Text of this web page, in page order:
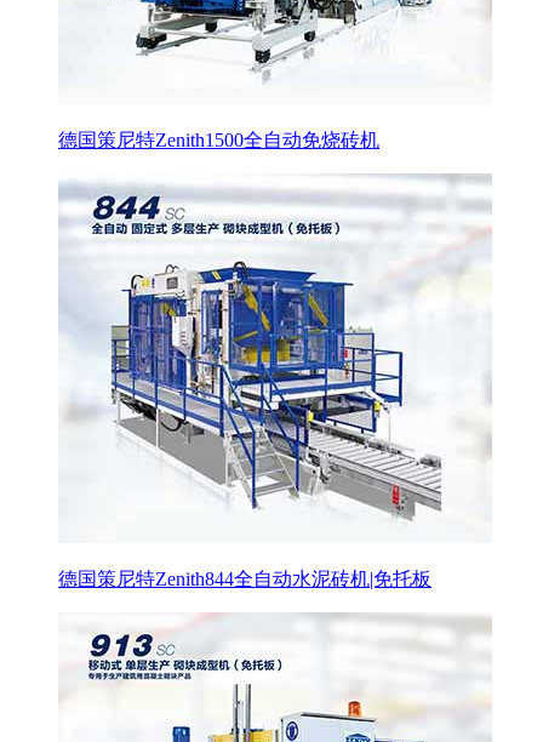
德国策尼特Zenith1500全自动免烧砖机
德国策尼特Zenith844全自动水泥砖机|免托板